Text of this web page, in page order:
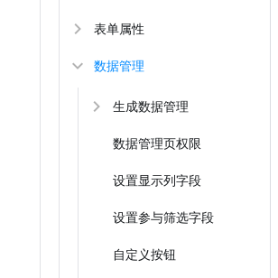
表单属性
数据管理
生成数据管理
数据管理页权限
设置显示列字段
设置参与筛选字段
自定义按钮